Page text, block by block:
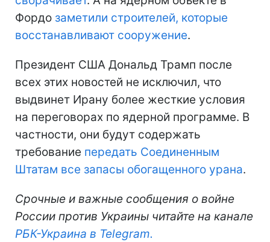
Фордо заметили строителей, которые
восстанавливают сооружение.
Президент США Дональд Трамп после
всех этих новостей не исключил, что
выдвинет Ирану более жесткие условия
на переговорах по ядерной программе. В
частности, они будут содержать
требование передать Соединенным
Штатам все запасы обогащенного урана.
Срочные и важные сообщения о войне
России против Украины читайте на канале
РБК-Украина в Telegram.